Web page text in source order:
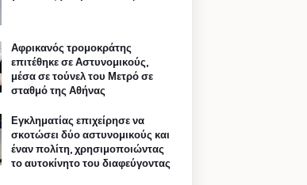
Αφρικανός τρομοκράτης
επιτέθηκε σε Αστυνομικούς,
μέσα σε τούνελ του Μετρό σε
σταθμό της Αθήνας
Εγκληματίας επιχείρησε να
σκοτώσει δύο αστυνομικούς και
έναν πολίτη, χρησιμοποιώντας
το αυτοκίνητο του διαφεύγοντας